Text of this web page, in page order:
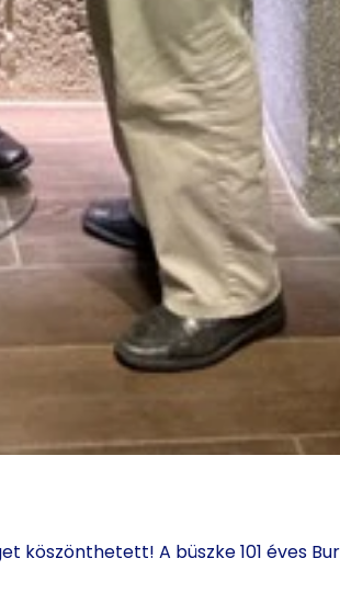
köszönthetett! A büszke 101 éves